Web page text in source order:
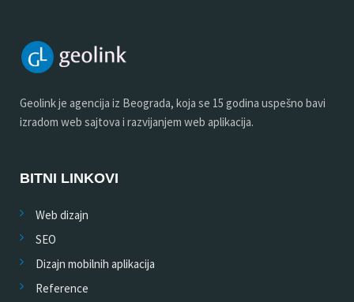
Geolink je agencija iz Beograda, koja se 15 godina uspešno bavi
izradom web sajtova i razvijanjem web aplikacija.
BITNI LINKOVI
Web dizajn
SEO
Dizajn mobilnih aplikacija
Reference